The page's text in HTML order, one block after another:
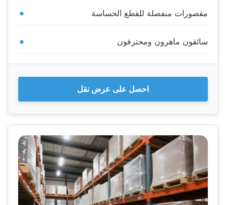
مقصورات منفصلة للقطع الحساسة
سائقون ماهرون ومحترفون
احصل على عرض نقل